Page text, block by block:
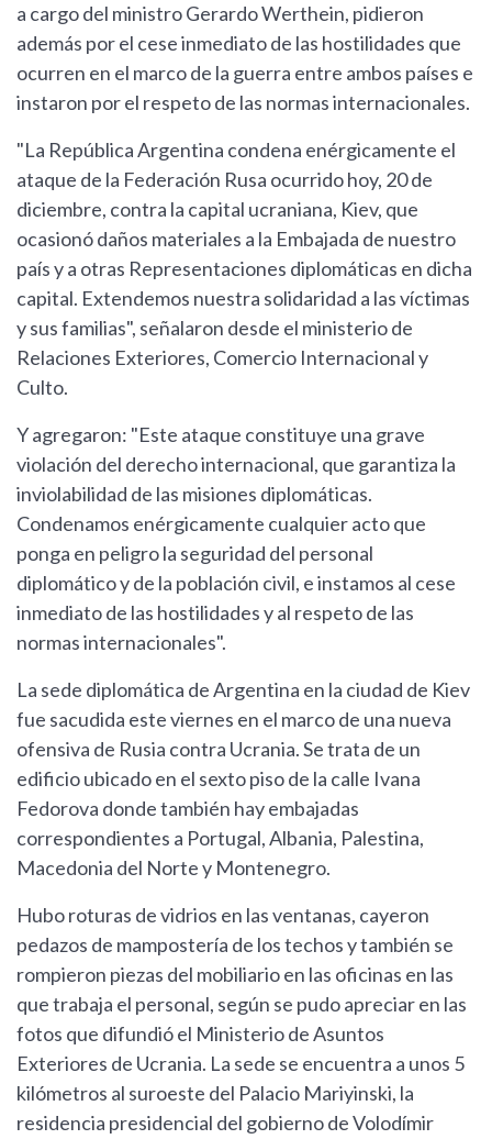
a cargo del ministro Gerardo Werthein, pidieron
además por el cese inmediato de las hostilidades que
ocurren en el marco de la guerra entre ambos países e
instaron por el respeto de las normas internacionales.
"La República Argentina condena enérgicamente el
ataque de la Federación Rusa ocurrido hoy, 20 de
diciembre, contra la capital ucraniana, Kiev, que
ocasionó daños materiales a la Embajada de nuestro
país y a otras Representaciones diplomáticas en dicha
capital. Extendemos nuestra solidaridad a las víctimas
y sus familias", señalaron desde el ministerio de
Relaciones Exteriores, Comercio Internacional y
Culto.
Y agregaron: "Este ataque constituye una grave
violación del derecho internacional, que garantiza la
inviolabilidad de las misiones diplomáticas.
Condenamos enérgicamente cualquier acto que
ponga en peligro la seguridad del personal
diplomático y de la población civil, e instamos al cese
inmediato de las hostilidades y al respeto de las
normas internacionales".
La sede diplomática de Argentina en la ciudad de Kiev
fue sacudida este viernes en el marco de una nueva
ofensiva de Rusia contra Ucrania. Se trata de un
edificio ubicado en el sexto piso de la calle Ivana
Fedorova donde también hay embajadas
correspondientes a Portugal, Albania, Palestina,
Macedonia del Norte y Montenegro.
Hubo roturas de vidrios en las ventanas, cayeron
pedazos de mampostería de los techos y también se
rompieron piezas del mobiliario en las oficinas en las
que trabaja el personal, según se pudo apreciar en las
fotos que difundió el Ministerio de Asuntos
Exteriores de Ucrania. La sede se encuentra a unos 5
kilómetros al suroeste del Palacio Mariyinski, la
residencia presidencial del gobierno de Volodímir